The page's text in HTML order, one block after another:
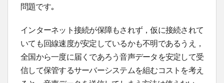
問題です｡
インターネット接続が保障もされず，仮に接続されて
いても回線速度が安定しているかも不明であるうえ，
全国から一度に届くであろう音声データを安定して受
信して保管するサーバーシステムを組むコストを考え